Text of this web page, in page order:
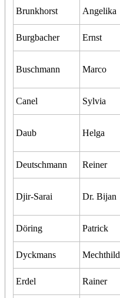
Brunkhorst Angelika
Burgbacher Ernst
Buschmann Marco
Canel Sylvia
Daub Helga
Deutschmann Reiner
Djir-Sarai Dr. Bijan
Döring Patrick
Dyckmans Mechthild
Erdel Rainer